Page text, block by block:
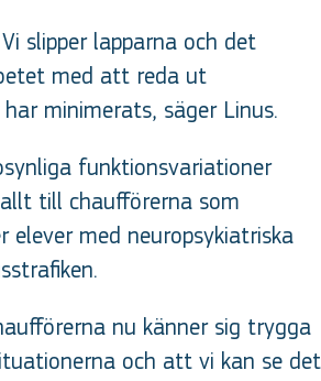
slipper lapparna och det
med att reda ut
minimerats, säger Linus.
funktionsvariationer
till chaufförerna som
elever med neuropsykiatriska
nu känner sig trygga
och att vi kan se det